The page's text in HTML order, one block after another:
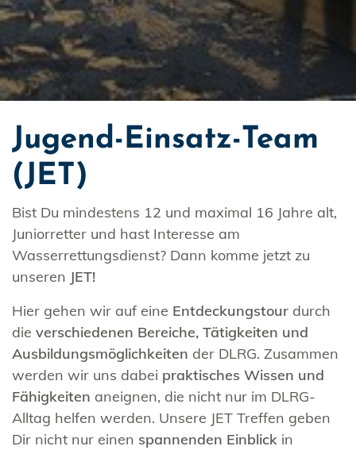
Jugend-Einsatz-Team
(JET)
Bist Du mindestens 12 und maximal 16 Jahre alt,
Juniorretter und hast Interesse am
Wasserrettungsdienst? Dann komme jetzt zu
unseren JET!
Hier gehen wir auf eine Entdeckungstour durch
die verschiedenen Bereiche, Tätigkeiten und
Ausbildungsmöglichkeiten der DLRG. Zusammen
werden wir uns dabei praktisches Wissen und
Fähigkeiten aneignen, die nicht nur im DLRG-
Alltag helfen werden. Unsere JET Treffen geben
Dir nicht nur einen spannenden Einblick in